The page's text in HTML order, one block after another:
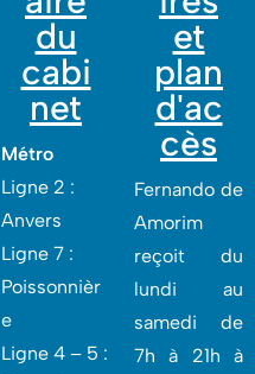
du
cabi
net
Métro
Ligne 2 :
Anvers
Ligne 7 :
Poissonnièr
e
Ligne 4 – 5 :
et
plan
d'ac
cès
Fernando de
Amorim
reçoit du
lundi au
samedi de
7h à 21h à